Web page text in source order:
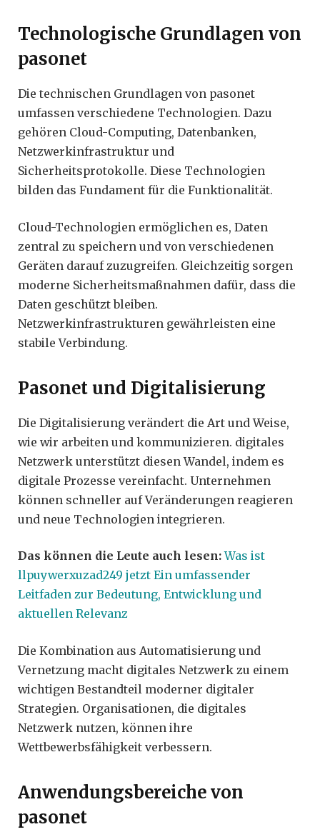
Technologische Grundlagen von
pasonet
Die technischen Grundlagen von pasonet
umfassen verschiedene Technologien. Dazu
gehören Cloud-Computing, Datenbanken,
Netzwerkinfrastruktur und
Sicherheitsprotokolle. Diese Technologien
bilden das Fundament für die Funktionalität.
Cloud-Technologien ermöglichen es, Daten
zentral zu speichern und von verschiedenen
Geräten darauf zuzugreifen. Gleichzeitig sorgen
moderne Sicherheitsmaßnahmen dafür, dass die
Daten geschützt bleiben.
Netzwerkinfrastrukturen gewährleisten eine
stabile Verbindung.
Pasonet und Digitalisierung
Die Digitalisierung verändert die Art und Weise,
wie wir arbeiten und kommunizieren. digitales
Netzwerk unterstützt diesen Wandel, indem es
digitale Prozesse vereinfacht. Unternehmen
können schneller auf Veränderungen reagieren
und neue Technologien integrieren.
Das können die Leute auch lesen: Was ist
llpuywerxuzad249 jetzt Ein umfassender
Leitfaden zur Bedeutung, Entwicklung und
aktuellen Relevanz
Die Kombination aus Automatisierung und
Vernetzung macht digitales Netzwerk zu einem
wichtigen Bestandteil moderner digitaler
Strategien. Organisationen, die digitales
Netzwerk nutzen, können ihre
Wettbewerbsfähigkeit verbessern.
Anwendungsbereiche von
pasonet